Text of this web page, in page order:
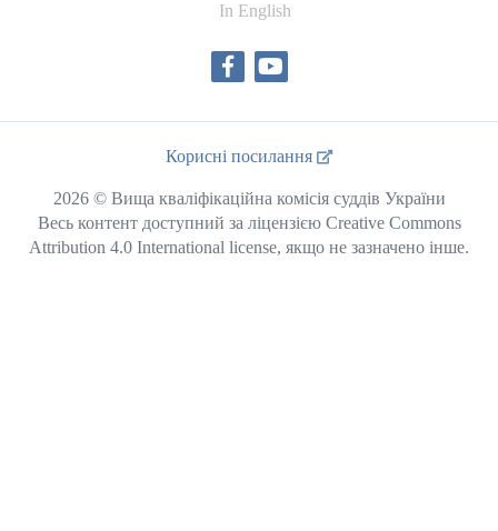
In English
Корисні посилання
2026 © Вища кваліфікаційна комісія суддів України
Весь контент доступний за ліцензією Creative Commons
Attribution 4.0 International license, якщо не зазначено інше.